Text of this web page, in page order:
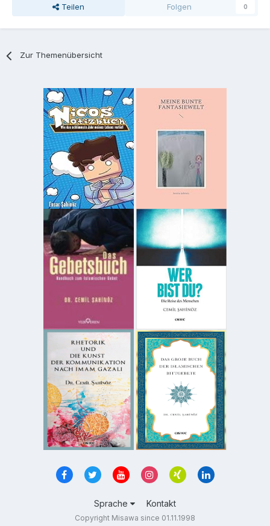
Teilen Folgen 0
Zur Themenübersicht
Sprache Kontakt
Copyright Misawa since 01.11.1998